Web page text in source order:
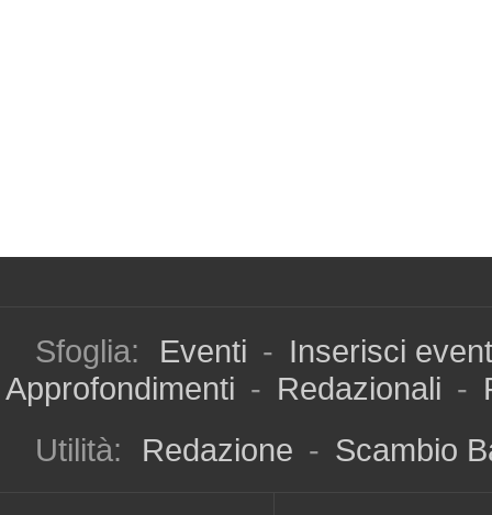
Sfoglia: Eventi - Inserisci
Approfondimenti - Redazionali -
Utilità:
Redazione - Scambio